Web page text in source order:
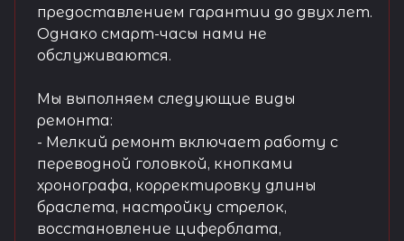
предоставлением гарантии до двух лет.
Однако смарт-часы нами не
обслуживаются.
Мы выполняем следующие виды
ремонта:
- Мелкий ремонт включает работу с
переводной головкой, кнопками
хронографа, корректировку длины
браслета, настройку стрелок,
восстановление циферблата,